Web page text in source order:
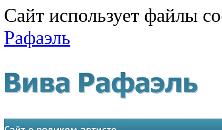
Сайт использует файлы
Рафаэль